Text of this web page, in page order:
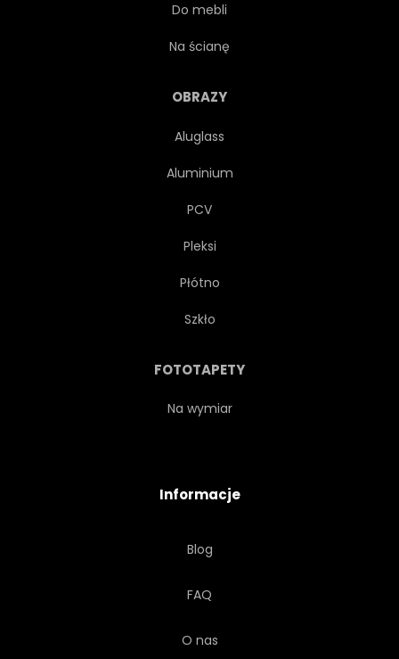
Do mebli
Na ścianę
OBRAZY
Aluglass
Aluminium
PCV
Pleksi
Płótno
Szkło
FOTOTAPETY
Na wymiar
Informacje
Blog
FAQ
O nas